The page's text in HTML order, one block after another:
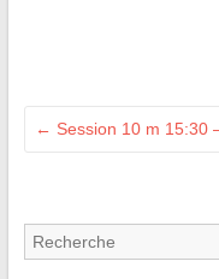
← Session 10 m 15:30